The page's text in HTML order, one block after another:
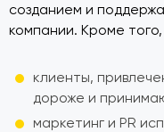
созданием и
компании. Кроме
клиенты,
дороже и
маркетинг и PR